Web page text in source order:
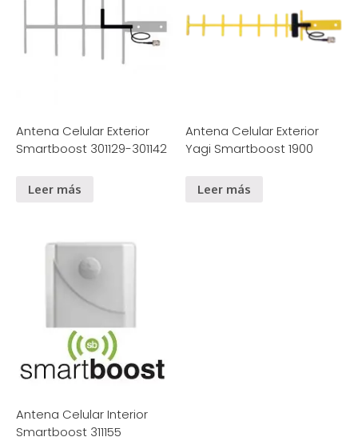
Antena Celular Exterior
Smartboost 301129-301142
Leer más
Antena Celular Exterior
Yagi Smartboost 1900
Leer más
Antena Celular Interior
Smartboost 311155